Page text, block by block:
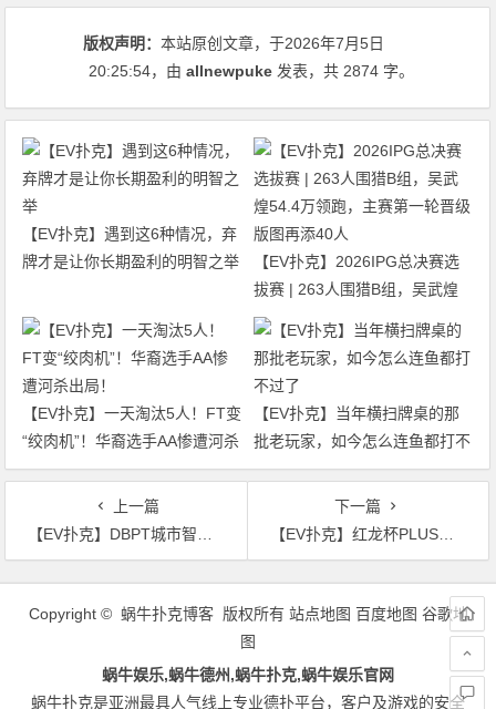
版权声明：本站原创文章，于2026年7月5日
20:25:54，由allnewpuke 发表，共 2874 字。
【EV扑克】遇到这6种情况，弃
牌才是让你长期盈利的明智之举
【EV扑克】2026IPG总决赛选
拔赛 | 263人围猎B组，吴武煌
54.4万领跑，主赛第一轮晋级版
【EV扑克】一天淘汰5人！FT变
“绞肉机”！华裔选手AA惨遭河杀
出局！
【EV扑克】当年横扫牌桌的那
批老玩家，如今怎么连鱼都打不
过了
上一篇
【EV扑克】DBPT城市智力竞技S1赛季 | 战火升级！213人征战主赛B组，王商舜登顶“新东北王”
下一篇
【EV扑克】红龙杯PLUS夏日济州站出行小提醒
文
Copyright © 蜗牛扑克博客 版权所有 站点地图 百度地图 谷歌地
图
蜗牛娱乐,蜗牛德州,蜗牛扑克,蜗牛娱乐官网
蜗牛扑克是亚洲最具人气线上专业德扑平台，客户及游戏的安全